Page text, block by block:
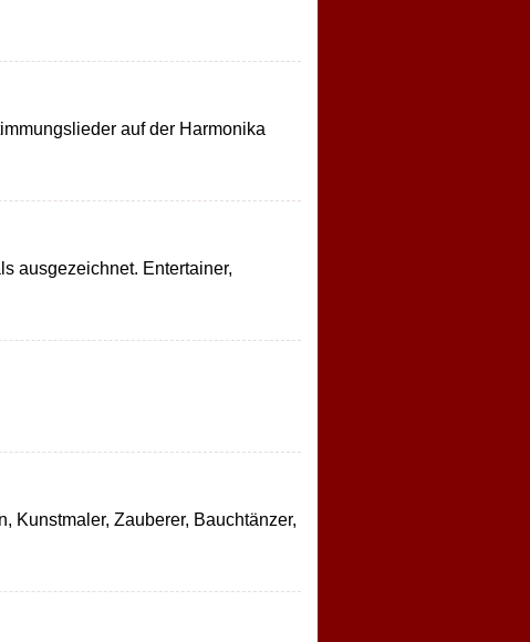
auf der Harmonika
ausgezeichnet. Entertainer,
Kunstmaler, Zauberer, Bauchtänzer,